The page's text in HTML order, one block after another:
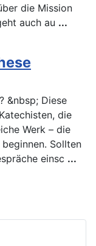
die Mission
auch au ...
&nbsp; Diese
die
Werk – die
Sollten
einsc ...